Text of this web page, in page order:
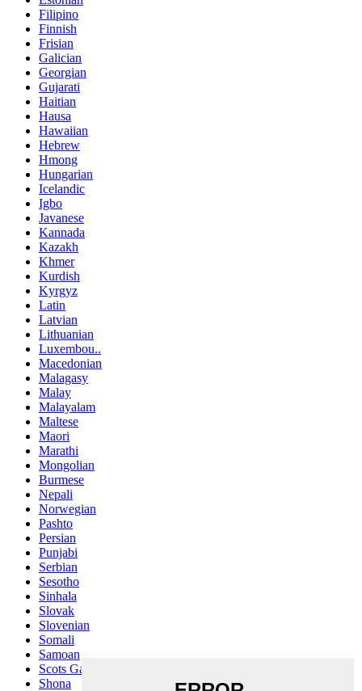
Filipino
Finnish
Frisian
Galician
Georgian
Gujarati
Haitian
Hausa
Hawaiian
Hebrew
Hmong
Hungarian
Icelandic
Igbo
Javanese
Kannada
Kazakh
Khmer
Kurdish
Kyrgyz
Latin
Latvian
Lithuanian
Luxembou..
Macedonian
Malagasy
Malay
Malayalam
Maltese
Maori
Marathi
Mongolian
Burmese
Nepali
Norwegian
Pashto
Persian
Punjabi
Serbian
Sesotho
Sinhala
Slovak
Slovenian
Somali
Samoan
Scots Gaelic
Shona